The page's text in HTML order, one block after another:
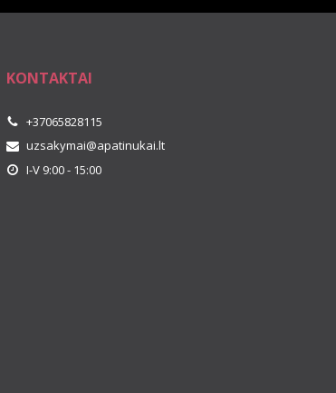
KONTAKTAI
+37065828115
uzsakymai@apatinukai.lt
I-V 9:00 - 15:00